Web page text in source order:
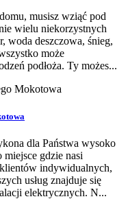
musisz wziąć pod
wielu niekorzystnych
woda deszczowa, śnieg,
może
podłoża. Ty możes...
dla Państwa wysoko
gdzie nasi
indywidualnych,
usług znajduje się
elektrycznych. N...